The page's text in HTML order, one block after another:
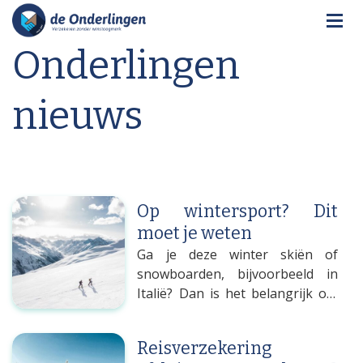
Onderlingen
nieuws
Op wintersport? Dit
moet je weten
Ga je deze winter skiën of
snowboarden, bijvoorbeeld in
Italië? Dan is het belangrijk om
voorbereiding. Check je
Reisverzekering